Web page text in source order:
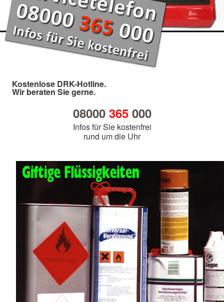
Kostenlose DRK-Hotline.
Wir beraten Sie gerne.
08000 365000
Infos für Sie kostenfrei
rund um die Uhr